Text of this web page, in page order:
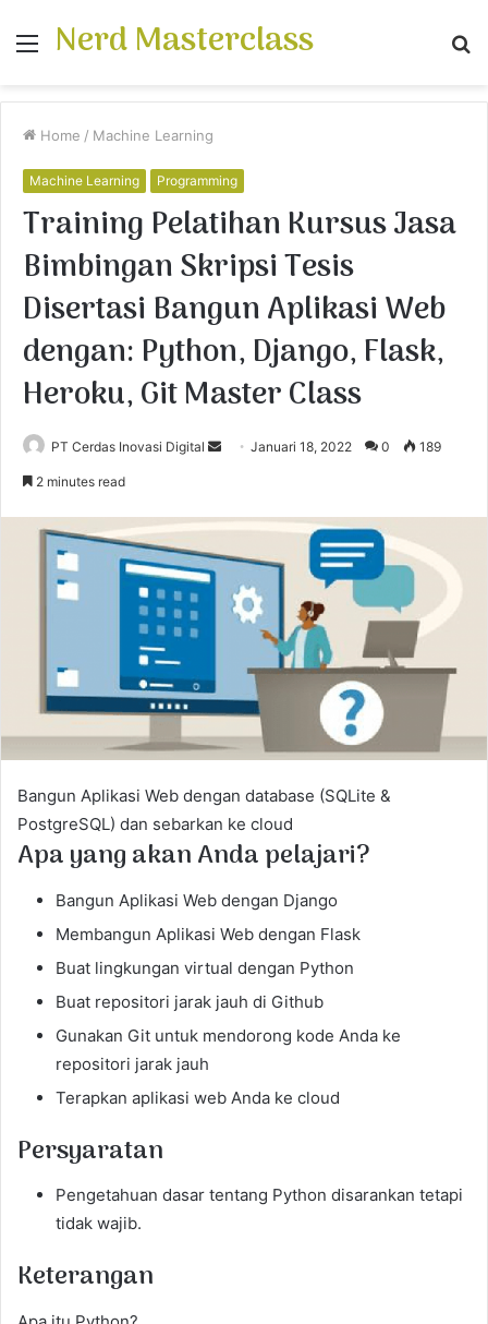
Menu
Nerd Masterclass
Home / Machine Learning
Machine Learning Programming
Training Pelatihan Kursus Jasa
Bimbingan Skripsi Tesis
Disertasi Bangun Aplikasi Web
dengan: Python, Django, Flask,
Heroku, Git Master Class
PT Cerdas Inovasi Digital
d
a
l
Januari 18, 2022 0 189
2 minutes read
Bangun Aplikasi Web dengan database (SQLite &
PostgreSQL) dan sebarkan ke cloud
Apa yang akan Anda pelajari?
Bangun Aplikasi Web dengan Django
Membangun Aplikasi Web dengan Flask
Buat lingkungan virtual dengan Python
Buat repositori jarak jauh di Github
Gunakan Git untuk mendorong kode Anda ke
repositori jarak jauh
Terapkan aplikasi web Anda ke cloud
Persyaratan
Pengetahuan dasar tentang Python disarankan tetapi
tidak wajib.
Keterangan